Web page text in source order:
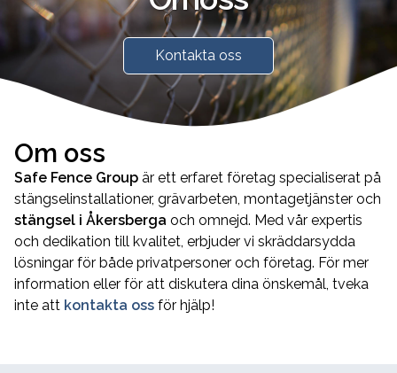
Kontakta oss
Om oss
Safe Fence Group är ett erfaret företag specialiserat på
stängselinstallationer, grävarbeten, montagetjänster och
stängsel i Åkersberga och omnejd. Med vår expertis
och dedikation till kvalitet, erbjuder vi skräddarsydda
lösningar för både privatpersoner och företag. För mer
information eller för att diskutera dina önskemål, tveka
inte att kontakta oss för hjälp!